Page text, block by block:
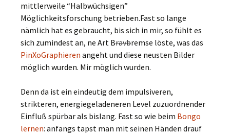
mittlerweile “Halbwüchsigen”
Möglichkeitsforschung betrieben.Fast so lange
nämlich hat es gebraucht, bis sich in mir, so fühlt es
sich zumindest an, ne Art Bravbremse löste, was das
PinXoGraphieren angeht und diese neusten Bilder
möglich wurden. Mir möglich wurden.
Denn da ist ein eindeutig dem impulsiveren,
strikteren, energiegeladeneren Level zuzuordnender
Einfluß spürbar als bislang. Fast so wie beim Bongo
lernen: anfangs tapst man mit seinen Händen drauf